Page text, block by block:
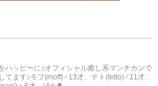
ハッピーに♪オフィシャル癒し系マンチカンで
てます♪モフ(moff)♂13才、テト(tetto)♂11才、